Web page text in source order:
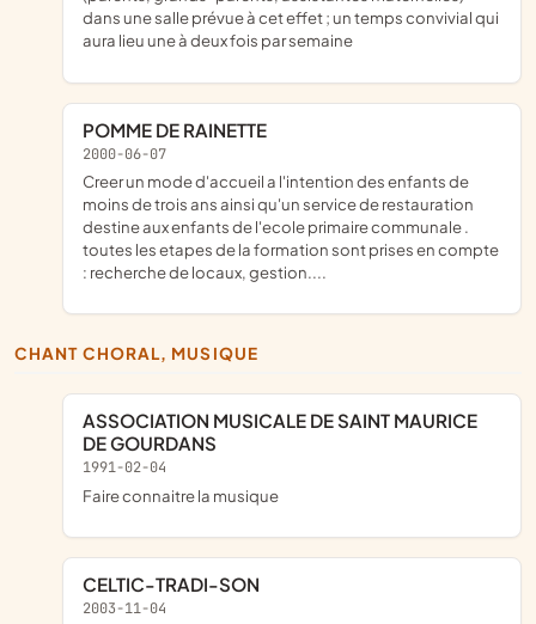
dans une salle prévue à cet effet ; un temps convivial qui
aura lieu une à deux fois par semaine
POMME DE RAINETTE
2000-06-07
creer un mode d'accueil a l'intention des enfants de
moins de trois ans ainsi qu'un service de restauration
destine aux enfants de l'ecole primaire communale .
toutes les etapes de la formation sont prises en compte
: recherche de locaux, gestion....
CHANT CHORAL, MUSIQUE
ASSOCIATION MUSICALE DE SAINT MAURICE
DE GOURDANS
1991-02-04
faire connaitre la musique
CELTIC-TRADI-SON
2003-11-04